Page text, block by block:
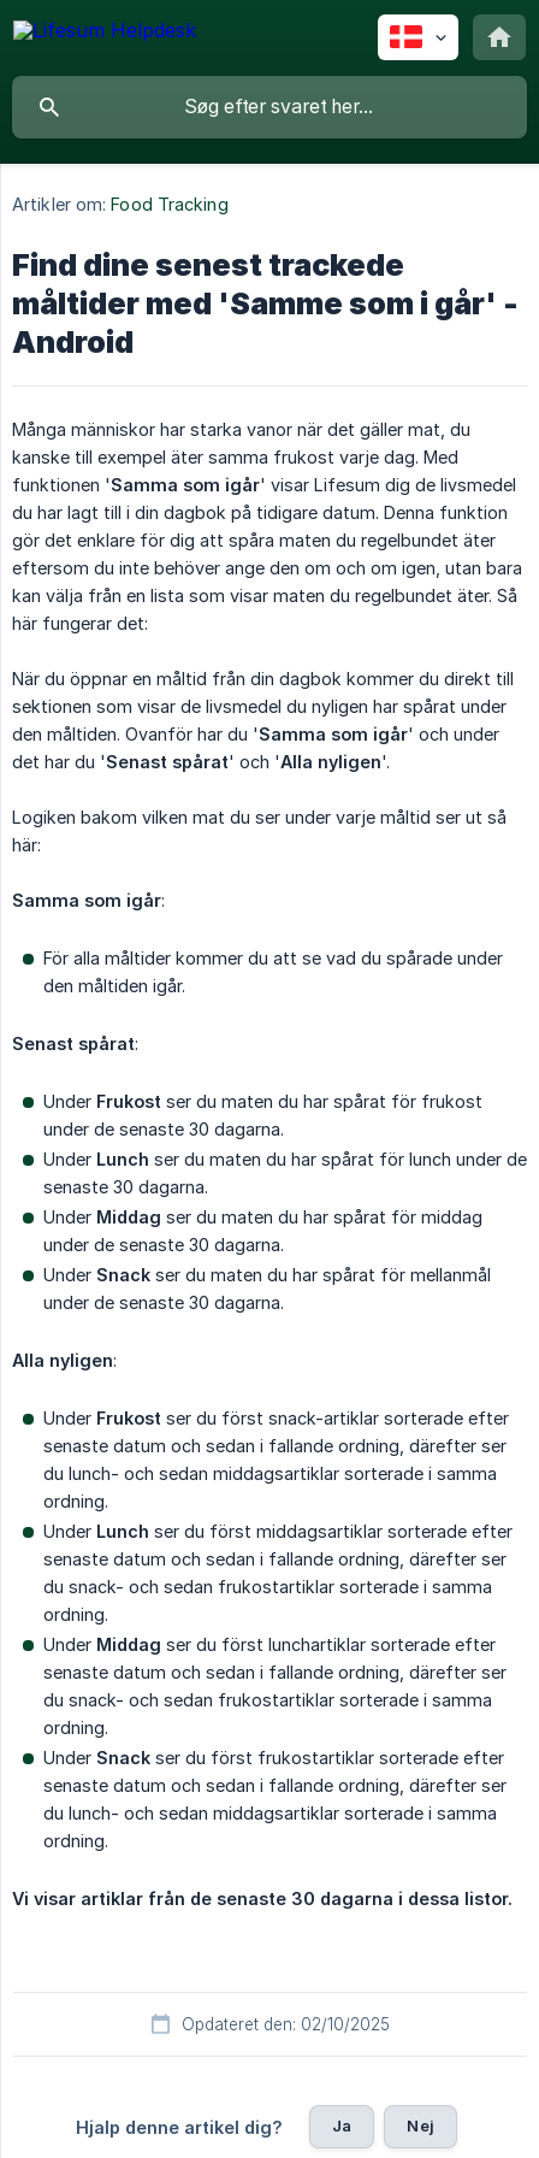
Artikler om: Food Tracking
Find dine senest trackede
måltider med 'Samme som i går' -
Android
Många människor har starka vanor när det gäller mat, du
kanske till exempel äter samma frukost varje dag. Med
funktionen 'Samma som igår' visar Lifesum dig de livsmedel
du har lagt till i din dagbok på tidigare datum. Denna funktion
gör det enklare för dig att spåra maten du regelbundet äter
eftersom du inte behöver ange den om och om igen, utan bara
kan välja från en lista som visar maten du regelbundet äter. Så
här fungerar det:
När du öppnar en måltid från din dagbok kommer du direkt till
sektionen som visar de livsmedel du nyligen har spårat under
den måltiden. Ovanför har du 'Samma som igår' och under
det har du 'Senast spårat' och 'Alla nyligen'.
Logiken bakom vilken mat du ser under varje måltid ser ut så
här:
Samma som igår:
För alla måltider kommer du att se vad du spårade under
den måltiden igår.
Senast spårat:
Under Frukost ser du maten du har spårat för frukost
under de senaste 30 dagarna.
Under Lunch ser du maten du har spårat för lunch under de
senaste 30 dagarna.
Under Middag ser du maten du har spårat för middag
under de senaste 30 dagarna.
Under Snack ser du maten du har spårat för mellanmål
under de senaste 30 dagarna.
Alla nyligen:
Under Frukost ser du först snack-artiklar sorterade efter
senaste datum och sedan i fallande ordning, därefter ser
du lunch- och sedan middagsartiklar sorterade i samma
ordning.
Under Lunch ser du först middagsartiklar sorterade efter
senaste datum och sedan i fallande ordning, därefter ser
du snack- och sedan frukostartiklar sorterade i samma
ordning.
Under Middag ser du först lunchartiklar sorterade efter
senaste datum och sedan i fallande ordning, därefter ser
du snack- och sedan frukostartiklar sorterade i samma
ordning.
Under Snack ser du först frukostartiklar sorterade efter
senaste datum och sedan i fallande ordning, därefter ser
du lunch- och sedan middagsartiklar sorterade i samma
ordning.
Vi visar artiklar från de senaste 30 dagarna i dessa listor.
Opdateret den: 02/10/2025
Hjalp denne artikel dig? Ja Nej